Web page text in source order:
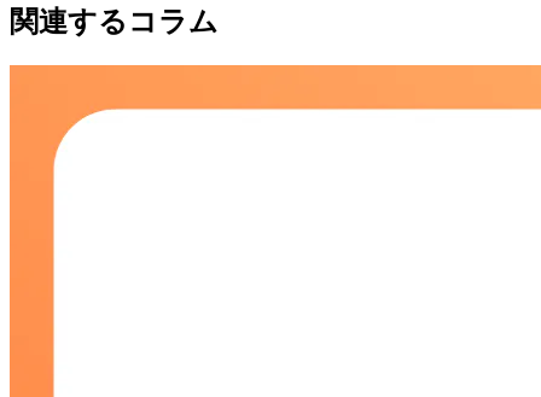
関連するコラム